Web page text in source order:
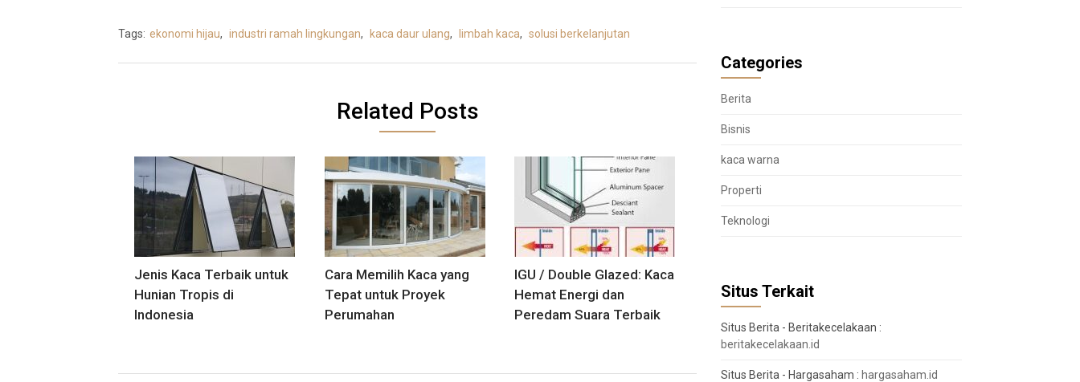
Tags: ekonomi hijau, industri ramah lingkungan, kaca daur ulang, limbah kaca, solusi berkelanjutan
Related Posts
Jenis Kaca Terbaik untuk
Hunian Tropis di
Indonesia
Cara Memilih Kaca yang
Tepat untuk Proyek
Perumahan
IGU / Double Glazed: Kaca
Hemat Energi dan
Peredam Suara Terbaik
Categories
Berita
Bisnis
kaca warna
Properti
Teknologi
Situs Terkait
Situs Berita - Beritakecelakaan :
beritakecelakaan.id
Situs Berita - Hargasaham : hargasaham.id